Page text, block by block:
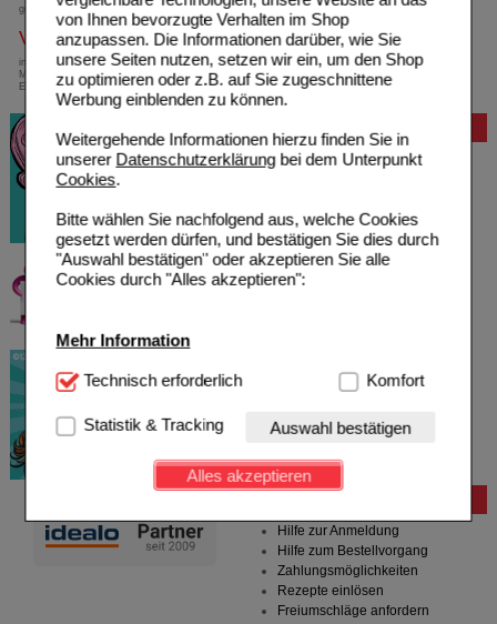
von Ihnen bevorzugte Verhalten im Shop
anzupassen. Die Informationen darüber, wie Sie
unsere Seiten nutzen, setzen wir ein, um den Shop
zu optimieren oder z.B. auf Sie zugeschnittene
Werbung einblenden zu können.
Weitergehende Informationen hierzu finden Sie in
unserer Datenschutzerklärungbei dem Unterpunkt
Cookies.
Bitte wählen Sie nachfolgend aus, welche Cookies
gesetzt werden dürfen, und bestätigen Sie dies durch
"Auswahl bestätigen" oder akzeptieren Sie alle
Cookies durch "Alles akzeptieren":
Mehr Information
Technisch Notwendig:Hierbei handelt es sich um
Website notwendig sind (z.B. Navigation, Warenkorb,
Kundenkonto), weshalb auf diese nicht verzichtet
werden kann.
Einkaufserlebnis noch ansprechender zu gestalten,
beispielsweise für die Wiedererkennung des
Besuchers oder unsere Seite an bevorzugte
Verhaltensweisen (z.B. Spracheinstellung)
anzupassen. Komfort-Cookies ermöglichen es uns
Technisch erforderlich Komfort
Statistik & Tracking Auswahl bestätigen
Alles akzeptieren
gebührenfreie Rufnummer
Versandkostenfrei
innerhalb Deutschlands bei einem
Mindestbestellwert von 13,99 Euro oder bei
Einsendung eines Kassenrezeptes
Hilfe zur Anmeldung
Hilfe zum Bestellvorgang
Zahlungsmöglichkeiten
Rezepte einlösen
Freiumschläge anfordern